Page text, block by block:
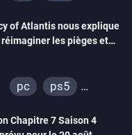
switch 2
of Atlantis nous explique
les pièges et
pc
ps5
switch 2
Chapitre 7 Saison 4